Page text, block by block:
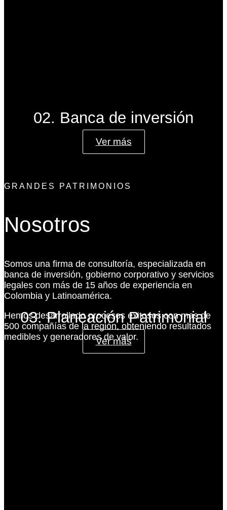
02. Banca de inversión
Ver más
03. Planeación Patrimonial
Ver más
GRANDES PATRIMONIOS
Nosotros
Somos una firma de consultoría, especializada en
banca de inversión, gobierno corporativo y servicios
legales con más de 15 años de experiencia en
Colombia y Latinoamérica.
Hemos desarrollado procesos exitosos con mas de
500 compañías de la región, obteniendo resultados
medibles y generadores de valor.